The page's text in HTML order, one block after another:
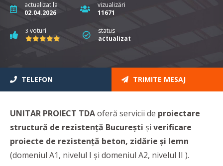
actualizat la
02.04.2026
vizualizări
11671
3 voturi
status
actualizat
TELEFON TRIMITE MESAJ
UNITAR PROIECT TDAoferă servicii de proiectare
structură de rezistență București și verificare
proiecte de rezistență beton, zidărie și lemn
(domeniul A1, nivelul I şi domeniul A2, nivelul II ).